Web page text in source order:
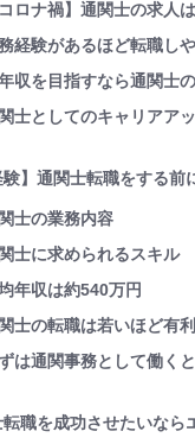
コロナ禍】通関士の求人
経験があるほど転職し
収を目指すなら通関士
士としてのキャリアア
】通関士転職をする前
士の業務内容
士に求められるスキル
年収は約540万円
士の転職は若いほど有
は通関事務として働く
職を成功させたいなら